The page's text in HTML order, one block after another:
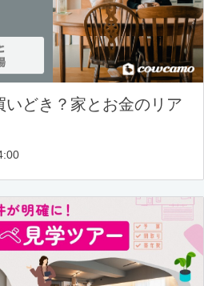
どき？家とお金のリア